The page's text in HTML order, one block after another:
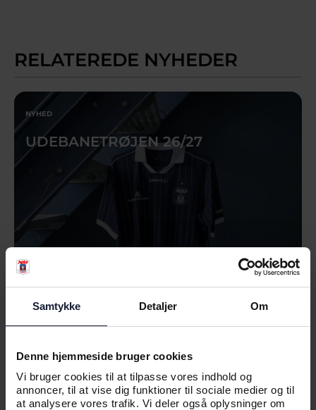
Samtykke Detaljer Om
Denne hjemmeside bruger cookies
Vi bruger cookies til at tilpasse vores indhold og
annoncer, til at vise dig funktioner til sociale medier og til
at analysere vores trafik. Vi deler også oplysninger om
RELATEREDE NYHEDER
NYHED
UDEBANETRØJEN 26/27
NYHED